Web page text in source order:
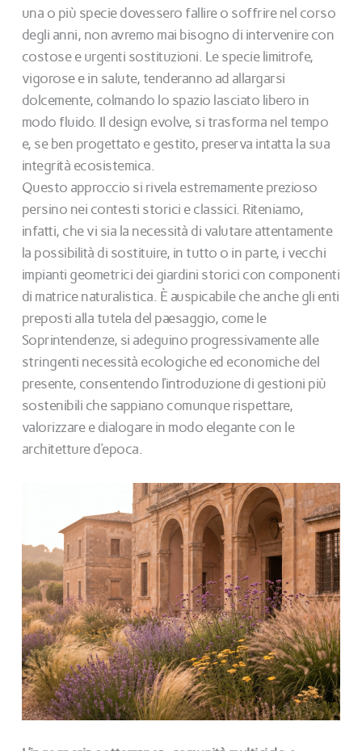
una o più specie dovessero fallire o soffrire nel corso
degli anni, non avremo mai bisogno di intervenire con
costose e urgenti sostituzioni. Le specie limitrofe,
vigorose e in salute, tenderanno ad allargarsi
dolcemente, colmando lo spazio lasciato libero in
modo fluido. Il design evolve, si trasforma nel tempo
e, se ben progettato e gestito, preserva intatta la sua
integrità ecosistemica.
Questo approccio si rivela estremamente prezioso
persino nei contesti storici e classici. Riteniamo,
infatti, che vi sia la necessità di valutare attentamente
la possibilità di sostituire, in tutto o in parte, i vecchi
impianti geometrici dei giardini storici con componenti
di matrice naturalistica. È auspicabile che anche gli enti
preposti alla tutela del paesaggio, come le
Soprintendenze, si adeguino progressivamente alle
stringenti necessità ecologiche ed economiche del
presente, consentendo l’introduzione di gestioni più
sostenibili che sappiano comunque rispettare,
valorizzare e dialogare in modo elegante con le
architetture d’epoca.